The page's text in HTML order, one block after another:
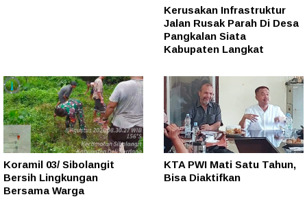
Kerusakan Infrastruktur
Jalan Rusak Parah Di Desa
Pangkalan Siata
Kabupaten Langkat
Koramil 03/ Sibolangit
Bersih Lingkungan
Bersama Warga
KTA PWI Mati Satu Tahun,
Bisa Diaktifkan